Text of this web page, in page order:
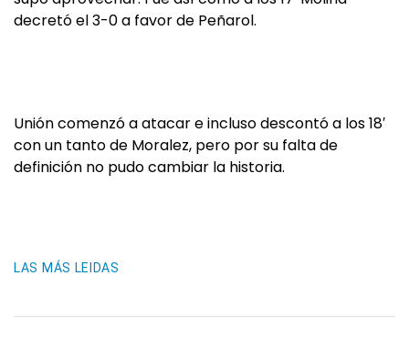
decretó el 3-0 a favor de Peñarol.
Unión comenzó a atacar e incluso descontó a los 18′
con un tanto de Moralez, pero por su falta de
definición no pudo cambiar la historia.
LAS MÁS LEIDAS